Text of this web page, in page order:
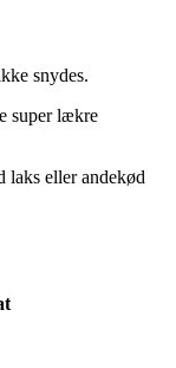
snydes.
super lækre
laks eller andekød